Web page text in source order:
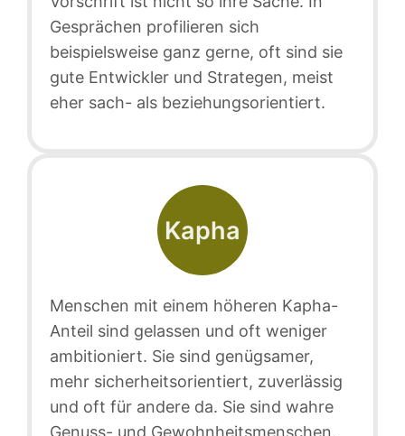
Gesprächen profilieren sich
beispielsweise ganz gerne, oft sind sie
gute Entwickler und Strategen, meist
eher sach- als beziehungsorientiert.
Kapha
Menschen mit einem höheren Kapha-
Anteil sind gelassen und oft weniger
ambitioniert. Sie sind genügsamer,
mehr sicherheitsorientiert, zuverlässig
und oft für andere da. Sie sind wahre
Genuss- und Gewohnheitsmenschen.